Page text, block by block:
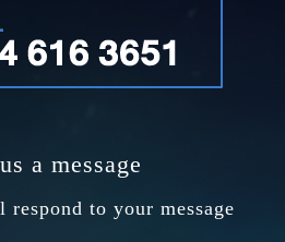
a message
to your message